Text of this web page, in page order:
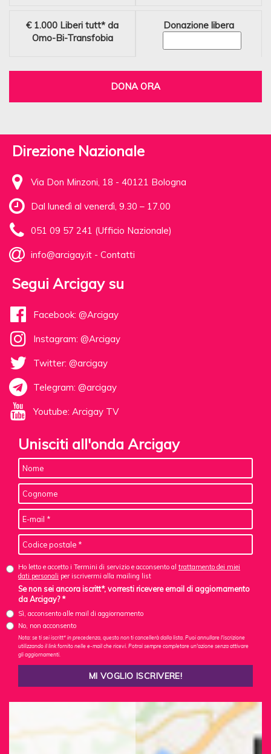
€ 1.000 Liberi tutt* da
Omo-Bi-Transfobia
Donazione libera
DONA ORA
Direzione Nazionale
Via Don Minzoni, 18 - 40121 Bologna
Dal lunedì al venerdì, 9.30 – 17.00
051 09 57 241 (Ufficio Nazionale)
info@arcigay.it - Contatti
Segui Arcigay su
Facebook: @Arcigay
Instagram: @Arcigay
Twitter: @arcigay
Telegram: @arcigay
Youtube: Arcigay TV
Unisciti all'onda Arcigay
Ho letto e accetto i Termini di servizio e acconsento al trattamento dei miei
dati personali per iscrivermi alla mailing list
Se non sei ancora iscritt*, vorresti ricevere email di aggiornamento
da Arcigay? *
Sì, acconsento alle mail di aggiornamento
No, non acconsento
Nota: se ti sei iscritt* in precedenza, questo non ti cancellerà dalla lista. Puoi annullare l'iscrizione
utilizzando il link fornito nelle e-mail che ricevi. Potrai sempre completare un'azione senza attivare
gli aggiornamenti.